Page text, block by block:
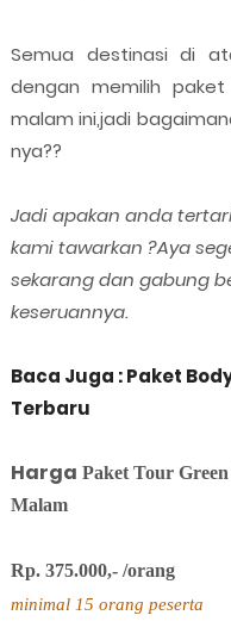
Semua destinasi di
dengan memilih
malam ini,jadi
nya??
Jadi apakan anda
kami tawarkan ?Aya
sekarang dan gabung
keseruannya.
Baca Juga : Paket
Terbaru
Harga Paket Tour
Malam
Rp. 375.000,- /orang
minimal 15 orang peserta